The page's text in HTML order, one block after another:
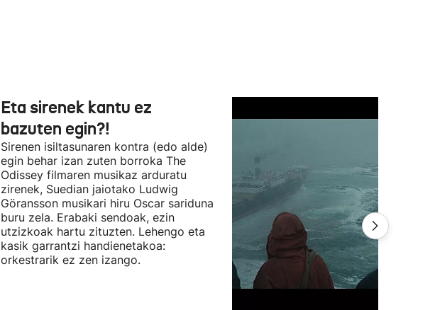
Eta sirenek kantu ez
bazuten egin?!
Sirenen isiltasunaren kontra (edo alde)
egin behar izan zuten borroka The
Odissey filmaren musikaz arduratu
zirenek, Suedian jaiotako Ludwig
Göransson musikari hiru Oscar sariduna
buru zela. Erabaki sendoak, ezin
utzizkoak hartu zituzten. Lehengo eta
kasik garrantzi handienetakoa:
orkestrarik ez zen izango.